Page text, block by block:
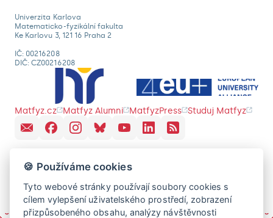
Univerzita Karlova
Matematicko-fyzikální fakulta
Ke Karlovu 3, 121 16 Praha 2
IČ: 00216208
DIČ: CZ00216208
Matfyz.cz Matfyz Alumni MatfyzPress Studuj Matfyz
🍪 Používáme cookies
Tyto webové stránky používají soubory cookies s
cílem vylepšení uživatelského prostředí, zobrazení
přizpůsobeného obsahu, analýzy návštěvnosti